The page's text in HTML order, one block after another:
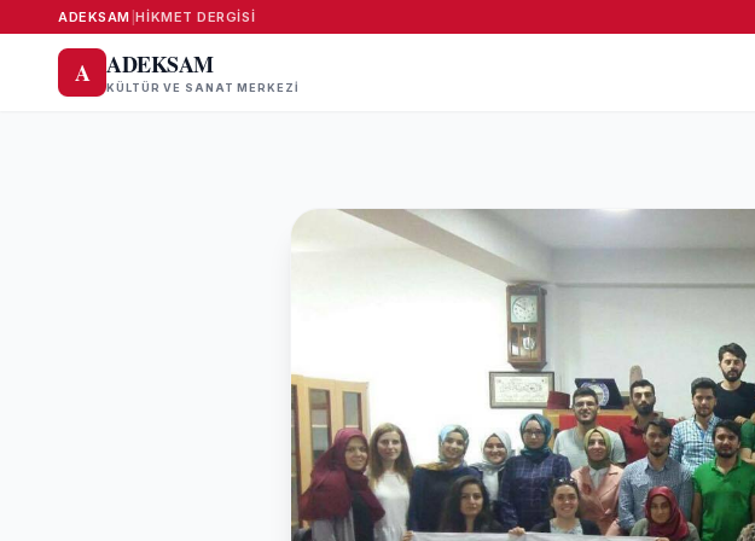
ADEKSAM |HIKMET DERGISI
A ADEKSAM
KÜLTÜR VE SANAT MERKEZI